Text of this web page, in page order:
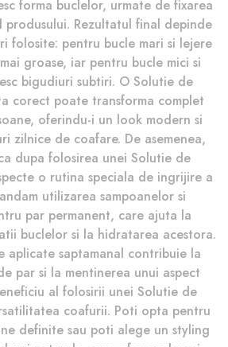
forma buclelor, urmate de fixarea
produsului. Rezultatul final depinde
folosite: pentru bucle mari si lejere
groase, iar pentru bucle mici si
bigudiuri subtiri. O Solutie de
corect poate transforma complet
oferindu-i un look modern si
zilnice de coafare. De asemenea,
dupa folosirea unei Solutie de
o rutina speciala de ingrijire a
utilizarea sampoanelor si
par permanent, care ajuta la
buclelor si la hidratarea acestora.
aplicate saptamanal contribuie la
par si la mentinerea unui aspect
al folosirii unei Solutie de
coafurii. Poti opta pentru
definite sau poti alege un styling